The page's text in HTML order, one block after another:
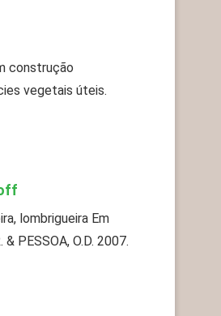
construção
vegetais úteis.
lombrigueira Em
PESSOA, O.D. 2007.